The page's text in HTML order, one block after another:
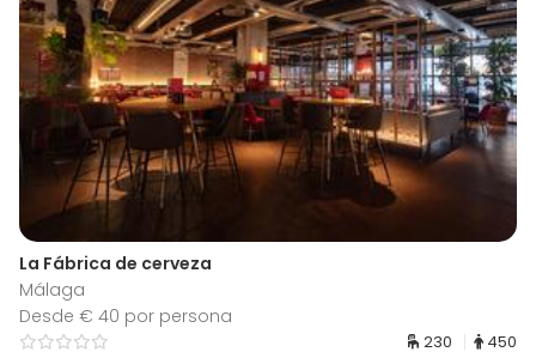
La Fábrica de cerveza
Málaga
Desde € 40 por persona
230 450